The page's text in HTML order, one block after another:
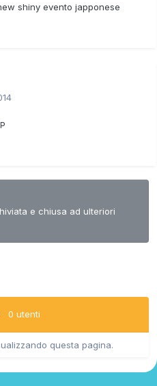
shiny evento japponese
e chiusa ad ulteriori
0 utenti
questa pagina.